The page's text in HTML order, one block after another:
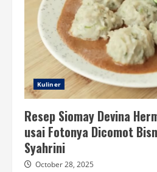
Makan
Siang
Kuliner
Resep Siomay Devina
usai Fotonya Dicomot
Syahrini
October 28, 2025